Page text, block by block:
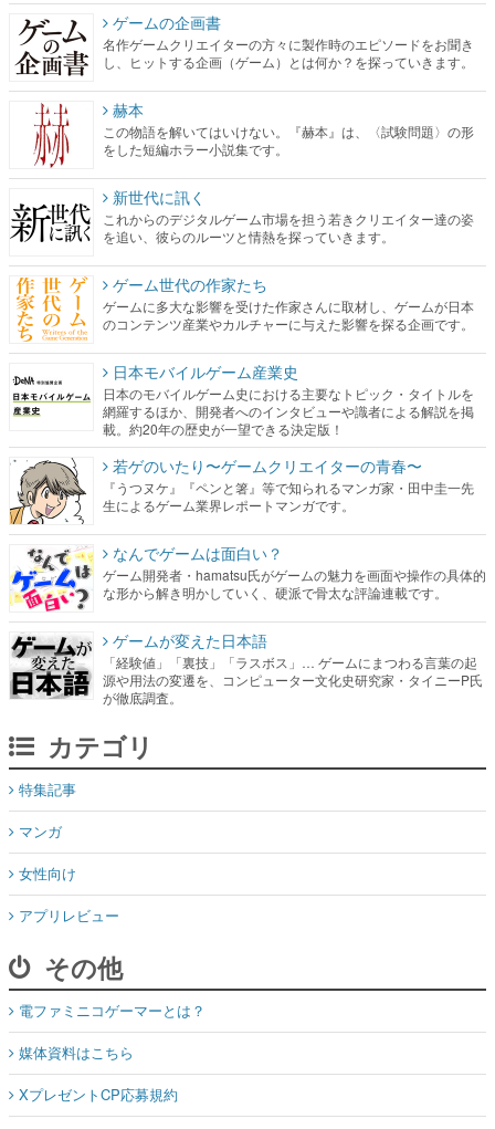
ゲームの企画書
名作ゲームクリエイターの方々に製作時のエピソードをお聞き
し、ヒットする企画（ゲーム）とは何か？を探っていきます。
赫本
この物語を解いてはいけない。『赫本』は、〈試験問題〉の形
をした短編ホラー小説集です。
新世代に訊く
これからのデジタルゲーム市場を担う若きクリエイター達の姿
を追い、彼らのルーツと情熱を探っていきます。
ゲーム世代の作家たち
ゲームに多大な影響を受けた作家さんに取材し、ゲームが日本
のコンテンツ産業やカルチャーに与えた影響を探る企画です。
日本モバイルゲーム産業史
日本のモバイルゲーム史における主要なトピック・タイトルを
網羅するほか、開発者へのインタビューや識者による解説を掲
載。約20年の歴史が一望できる決定版！
若ゲのいたり〜ゲームクリエイターの青春〜
『うつヌケ』『ペンと箸』等で知られるマンガ家・田中圭一先
生によるゲーム業界レポートマンガです。
なんでゲームは面白い？
ゲーム開発者・hamatsu氏がゲームの魅力を画面や操作の具体的
な形から解き明かしていく、硬派で骨太な評論連載です。
ゲームが変えた日本語
「経験値」「裏技」「ラスボス」… ゲームにまつわる言葉の起
源や用法の変遷を、コンピューター文化史研究家・タイニーP氏
が徹底調査。
カテゴリ
特集記事
マンガ
女性向け
アプリレビュー
その他
電ファミニコゲーマーとは？
媒体資料はこちら
XプレゼントCP応募規約